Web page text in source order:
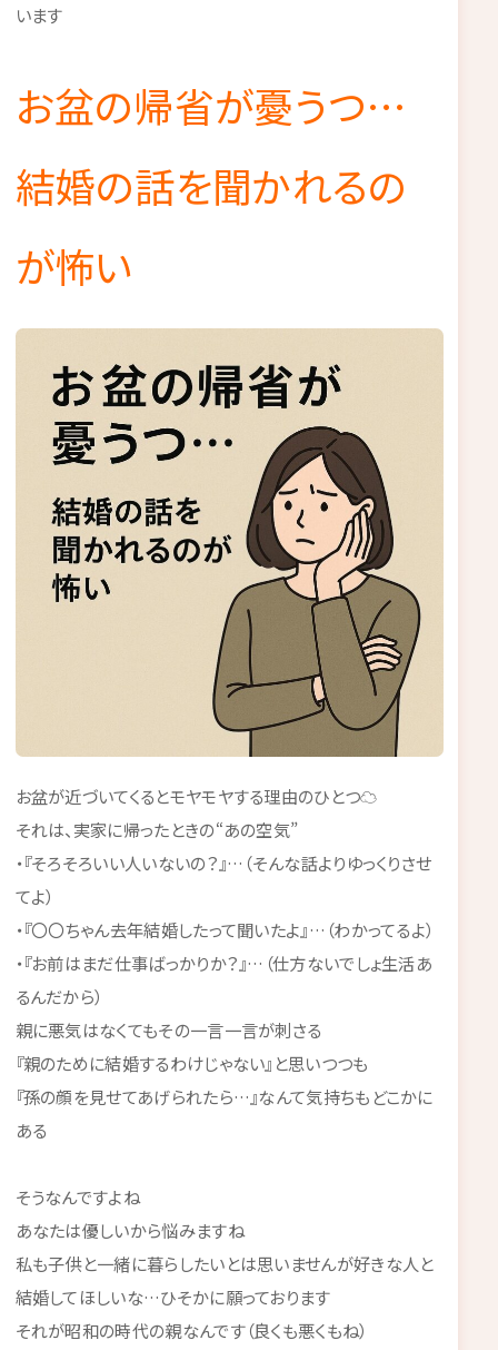
います
お盆の帰省が憂うつ…
結婚の話を聞かれるの
が怖い
お盆が近づいてくるとモヤモヤする理由のひとつ☁
それは、実家に帰ったときの“あの空気”
・『そろそろいい人いないの？』…（そんな話よりゆっくりさせ
てよ）
・『〇〇ちゃん去年結婚したって聞いたよ』…（わかってるよ）
・『お前はまだ仕事ばっかりか？』…（仕方ないでしょ生活あ
るんだから）
親に悪気はなくてもその一言一言が刺さる
『親のために結婚するわけじゃない』と思いつつも
『孫の顔を見せてあげられたら…』なんて気持ちもどこかに
ある
そうなんですよね
あなたは優しいから悩みますね
私も子供と一緒に暮らしたいとは思いませんが好きな人と
結婚してほしいな…ひそかに願っております
それが昭和の時代の親なんです（良くも悪くもね）